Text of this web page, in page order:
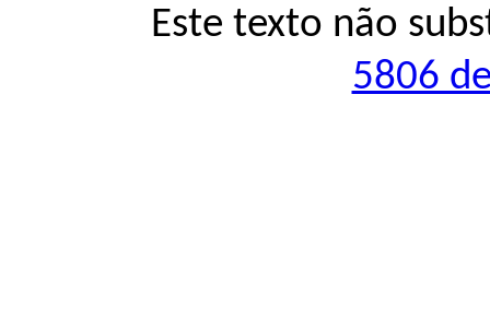
Este texto não
5806